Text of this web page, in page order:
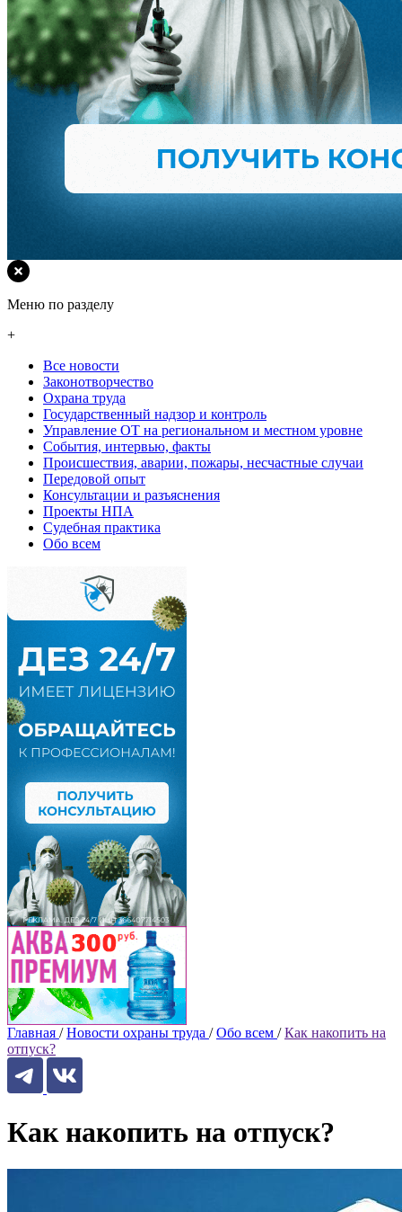
Меню по разделу
+
Все новости
Законотворчество
Охрана труда
Государственный надзор и контроль
Управление ОТ на региональном и местном уровне
События, интервью, факты
Происшествия, аварии, пожары, несчастные случаи
Передовой опыт
Консультации и разъяснения
Проекты НПА
Судебная практика
Обо всем
Главная / Новости охраны труда / Обо всем / Как накопить на
отпуск?
Как накопить на отпуск?